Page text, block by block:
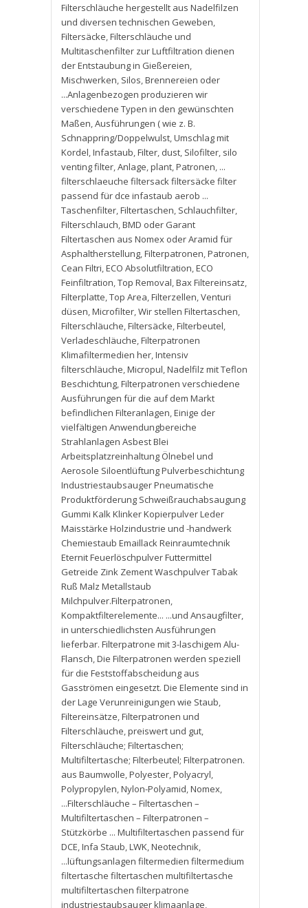
Filterschläuche hergestellt aus Nadelfilzen
und diversen technischen Geweben,
Filtersäcke,Filterschläuche und
Multitaschenfilter zur Luftfiltration dienen
der Entstaubung in Gießereien,
Mischwerken, Silos,Brennereien oder
...Anlagenbezogen produzieren wir
verschiedene Typen in den gewünschten
Maßen,Ausführungen ( wie z. B.
Schnappring/Doppelwulst,Umschlag mit
Kordel,Infastaub,Filter, dust, Silofilter, silo
venting filter,Anlage,plant,Patronen, ...
filterschlaeuche filtersack filtersäcke filter
passend für dce infastaub aerob ...
Taschenfilter,Filtertaschen, Schlauchfilter,
Filterschlauch,BMD oder Garant
Filtertaschen aus Nomex oder Aramid für
Asphaltherstellung,Filterpatronen,Patronen,
Cean Filtri,ECO Absolutfiltration,ECO
Feinfiltration,Top Removal,Bax Filtereinsatz,
Filterplatte,Top Area,Filterzellen,Venturi
düsen,Microfilter,Wir stellen Filtertaschen,
Filterschläuche,Filtersäcke,Filterbeutel,
Verladeschläuche,Filterpatronen
Klimafiltermedien her,Intensiv
filterschläuche,Micropul,Nadelfilz mit Teflon
Beschichtung,Filterpatronen verschiedene
Ausführungen für die auf dem Markt
befindlichen Filteranlagen,Einige der
vielfältigen Anwendungbereiche
Strahlanlagen Asbest Blei
Arbeitsplatzreinhaltung Ölnebel und
Aerosole Siloentlüftung Pulverbeschichtung
Industriestaubsauger Pneumatische
Produktförderung Schweißrauchabsaugung
Gummi Kalk Klinker Kopierpulver Leder
Maisstärke Holzindustrie und -handwerk
Chemiestaub Emaillack Reinraumtechnik
Eternit Feuerlöschpulver Futtermittel
Getreide Zink Zement Waschpulver Tabak
Ruß Malz Metallstaub
Milchpulver.Filterpatronen,
Kompaktfilterelemente... ...und Ansaugfilter,
in unterschiedlichsten Ausführungen
lieferbar. Filterpatrone mit 3-laschigem Alu-
Flansch,Die Filterpatronen werden speziell
für die Feststoffabscheidung aus
Gasströmen eingesetzt. Die Elemente sind in
der Lage Verunreinigungen wie Staub,
Filtereinsätze,Filterpatronen und
Filterschläuche,preiswert und gut,
Filterschläuche; Filtertaschen;
Multifiltertasche; Filterbeutel; Filterpatronen.
aus Baumwolle,Polyester,Polyacryl,
Polypropylen,Nylon-Polyamid,Nomex,
...Filterschläuche – Filtertaschen –
Multifiltertaschen – Filterpatronen –
Stützkörbe ... Multifiltertaschen passend für
DCE,Infa Staub,LWK,Neotechnik,
...lüftungsanlagen filtermedien filtermedium
filtertasche filtertaschen multifiltertasche
multifiltertaschen filterpatrone
industriestaubsauger klimaanlage,